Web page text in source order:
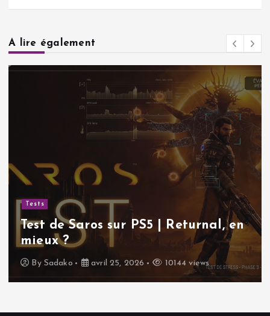
A lire également
Tests
Test de Saros sur PS5 | Returnal, en
mieux ?
By Sadako avril 25, 2026 10144 views